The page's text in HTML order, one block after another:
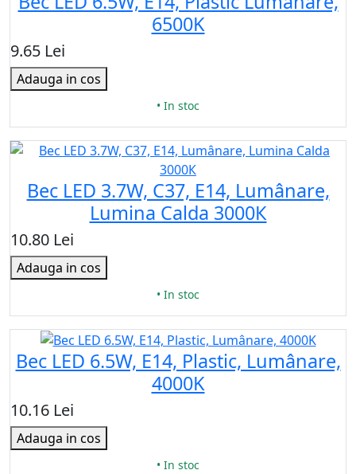
6500K
9.65 Lei
Adauga in cos
• In stoc
Bec LED 3.7W, C37, E14, Lumânare,
Lumina Calda 3000К
10.80 Lei
Adauga in cos
• In stoc
Bec LED 6.5W, E14, Plastic, Lumânare,
4000K
10.16 Lei
Adauga in cos
• In stoc